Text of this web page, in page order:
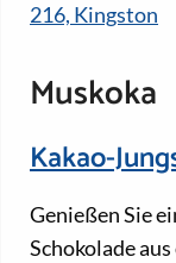
216, Kingston
Muskoka
Kakao-
Genießen Sie
Schokolade